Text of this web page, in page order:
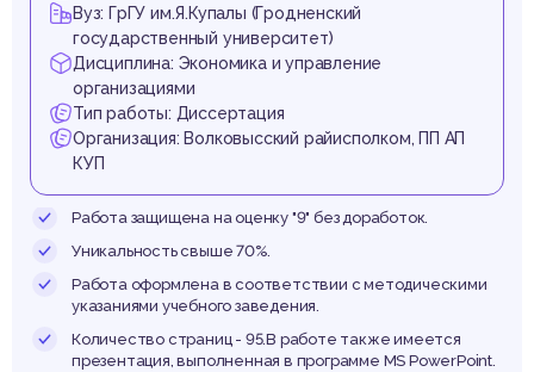
Вуз: ГрГУ им.Я.Купалы (Гродненский
государственный университет)
Дисциплина: Экономика и управление
организациями
Тип работы: Диссертация
Организация: Волковысский райисполком, ПП АП
КУП
Работа защищена на оценку "9" без доработок.
Уникальность свыше 70%.
Работа оформлена в соответствии с методическими
указаниями учебного заведения.
Количество страниц - 95.В работе также имеется
презентация, выполненная в программе MS PowerPoint.